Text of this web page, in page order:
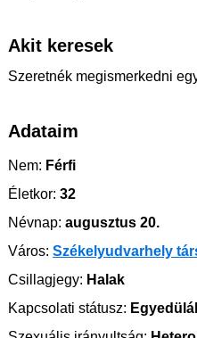
Akit keresek
Szeretnék megismerkedni
Adataim
Nem: Férfi
Életkor: 32
Névnap: augusztus 20.
Város: Székelyudvarhely
Csillagjegy: Halak
Kapcsolati státusz: